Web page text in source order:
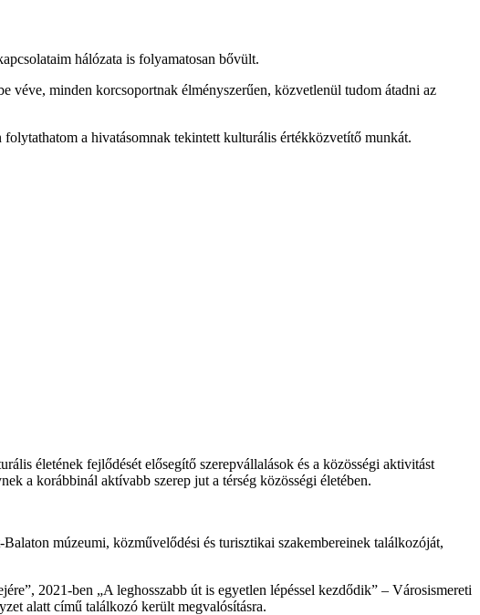
hálózata is folyamatosan bővült.
véve, minden korcsoportnak élményszerűen, közvetlenül tudom átadni az
a hivatásomnak tekintett kulturális értékközvetítő munkát.
életének fejlődését elősegítő szerepvállalások és a közösségi aktivitást
a korábbinál aktívabb szerep jut a térség közösségi életében.
múzeumi, közművelődési és turisztikai szakembereinek találkozóját,
2021-ben „A leghosszabb út is egyetlen lépéssel kezdődik” – Városismereti
alatt című találkozó került megvalósításra.